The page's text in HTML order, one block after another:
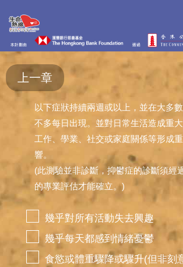
上一章
以下症狀持續兩週或以上，並在大多
不多每日出現。並對日常生活造成重
工作、學業、社交或家庭關係等形成
響。
(此測驗並非診斷，抑鬱症的診斷須經
的專業評估才能確立。)
幾乎對所有活動失去興趣
幾乎每天都感到情緒憂鬱
食慾或體重驟降或驟升(但非刻